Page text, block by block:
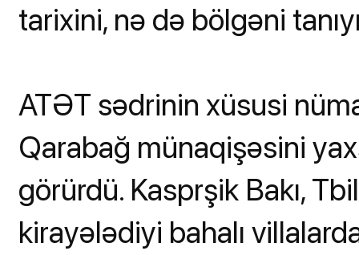
tarixini, nə də bölgəni
ATƏT sədrinin xüsusi
Qarabağ münaqişəsini
görürdü. Kasprşik Bakı,
kirayələdiyi bahalı